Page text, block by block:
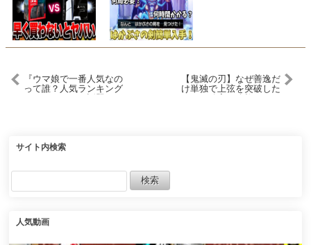
『ウマ娘で一番人気なの
って誰？人気ランキング
【鬼滅の刃】なぜ善逸だ
け単独で上弦を突破した
サイト内検索
人気動画